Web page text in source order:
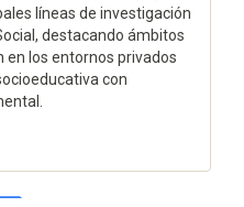
líneas de investigación
destacando ámbitos
en los entornos privados
con